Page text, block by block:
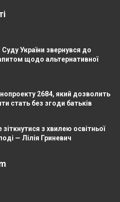
України звернувся до
щодо альтернативної
2684, який дозволить
стать без згоди батьків
зіткнутися з хвилею освітньої
— Лілія Гриневич